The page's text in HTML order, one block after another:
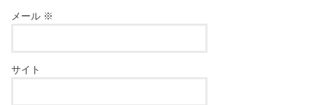
メール ※
サイト